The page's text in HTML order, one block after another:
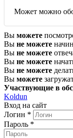
Может можно
Вы можете
Вы не можете
Вы не можете
Вы не можете
Вы не можете
Вы можете
Участвующие в
Koldun
Вход на сайт
Логин *
Пароль *